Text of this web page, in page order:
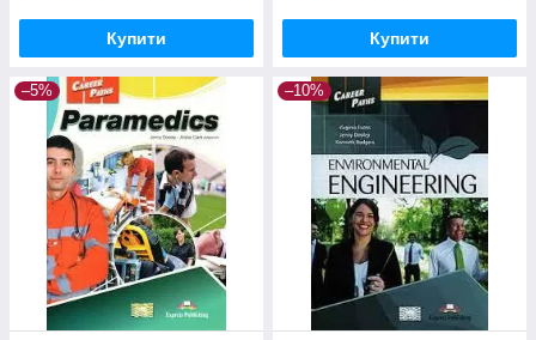
Купити Купити
–5% –10%